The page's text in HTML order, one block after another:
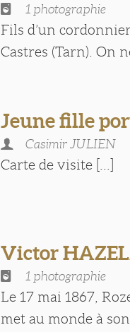
1 photographie
Fils d’un
Castres (Tarn). On
Jeune fille
Casimir JULIEN
Carte de visite [...]
Victor
1 photographie
Le 17 mai 1867,
met au monde à